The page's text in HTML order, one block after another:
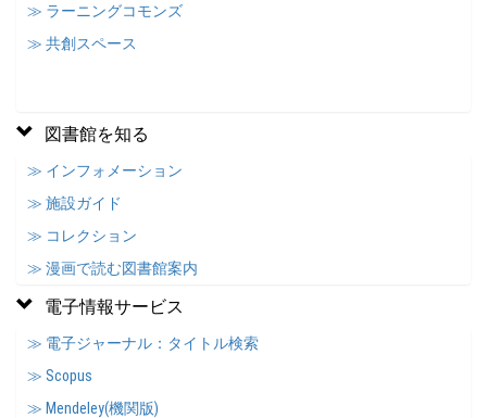
≫ ラーニングコモンズ
≫ 共創スペース
図書館を知る
≫ インフォメーション
≫ 施設ガイド
≫ コレクション
≫ 漫画で読む図書館案内
電子情報サービス
≫ 電子ジャーナル：タイトル検索
≫ Scopus
≫ Mendeley(機関版)